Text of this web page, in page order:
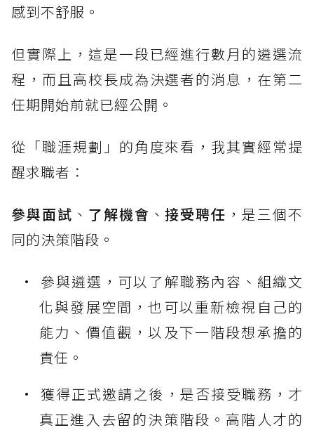
感到不舒服。
但實際上，這是一段已經進行數月的遴選流
程，而且高校長成為決選者的消息，在第二
任期開始前就已經公開。
從「職涯規劃」的角度來看，我其實經常提
醒求職者：
參與面試 、 了解機會 、接受聘任 ，是三個不
同的決策階段。
參與遴選，可以了解職務內容、組織文
化與發展空間，也可以重新檢視自己的
能力、價值觀，以及下一階段想承擔的
責任。
獲得正式邀請之後，是否接受職務，才
真正進入去留的決策階段。高階人才的